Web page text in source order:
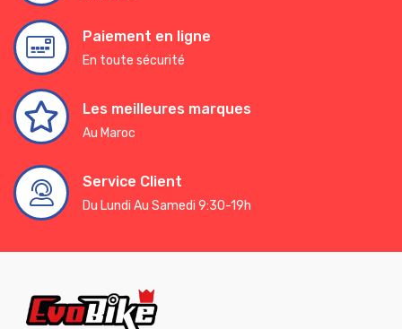
Paiement en ligne
En toute sécurité
Les meilleures marques
Au Maroc
Service Client
Du Lundi Au Samedi 9:30-19h